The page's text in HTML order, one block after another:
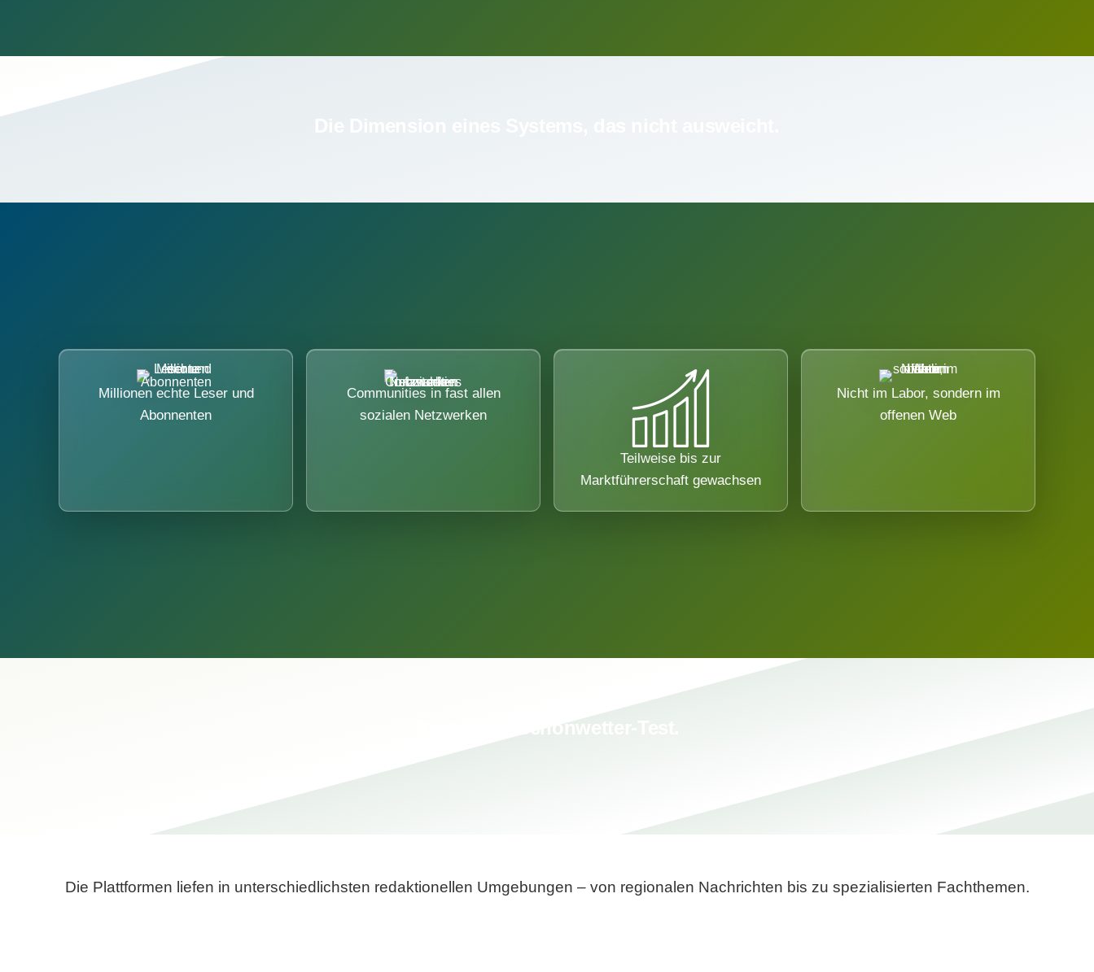
Millionen echte Leser und
Abonnenten
Communities in fast allen
sozialen Netzwerken
Teilweise bis zur
Marktführerschaft gewachsen
Nicht im Labor, sondern im
offenen Web
Die Plattformen liefen in unterschiedlichsten redaktionellen Umgebungen – von regionalen Nachrichten bis zu spezialisierten Fachthemen.